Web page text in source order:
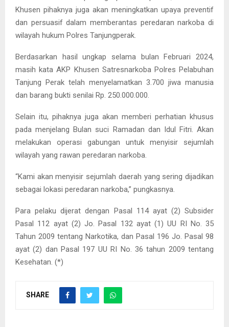
Khusen pihaknya juga akan meningkatkan upaya preventif
dan persuasif dalam memberantas peredaran narkoba di
wilayah hukum Polres Tanjungperak.
Berdasarkan hasil ungkap selama bulan Februari 2024,
masih kata AKP Khusen Satresnarkoba Polres Pelabuhan
Tanjung Perak telah menyelamatkan 3.700 jiwa manusia
dan barang bukti senilai Rp. 250.000.000.
Selain itu, pihaknya juga akan memberi perhatian khusus
pada menjelang Bulan suci Ramadan dan Idul Fitri. Akan
melakukan operasi gabungan untuk menyisir sejumlah
wilayah yang rawan peredaran narkoba.
“Kami akan menyisir sejumlah daerah yang sering dijadikan
sebagai lokasi peredaran narkoba,” pungkasnya.
Para pelaku dijerat dengan Pasal 114 ayat (2) Subsider
Pasal 112 ayat (2) Jo. Pasal 132 ayat (1) UU RI No. 35
Tahun 2009 tentang Narkotika, dan Pasal 196 Jo. Pasal 98
ayat (2) dan Pasal 197 UU RI No. 36 tahun 2009 tentang
Kesehatan. (*)
SHARE